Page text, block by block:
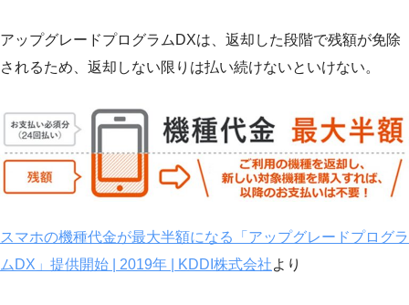
アップグレードプログラムDXは、返却した段階で残額が免除
されるため、返却しない限りは払い続けないといけない。
スマホの機種代金が最大半額になる「アップグレードプログラ
ムDX」提供開始 | 2019年 | KDDI株式会社より